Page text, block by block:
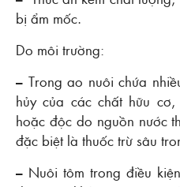
bị ẩm mốc.
Do môi trường:
– Trong ao nuôi chứa
hủy của các chất hữu
hoặc độc do nguồn nước
đặc biệt là thuốc trừ sâu
– Nuôi tôm trong điều